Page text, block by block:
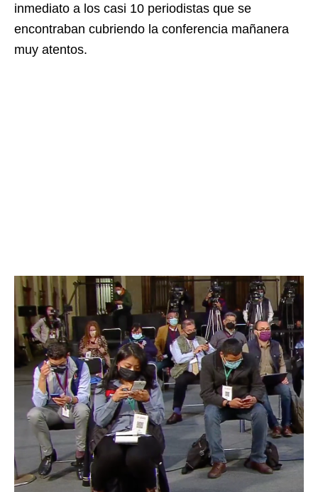
inmediato a los casi 10 periodistas que se
encontraban cubriendo la conferencia mañanera
muy atentos.